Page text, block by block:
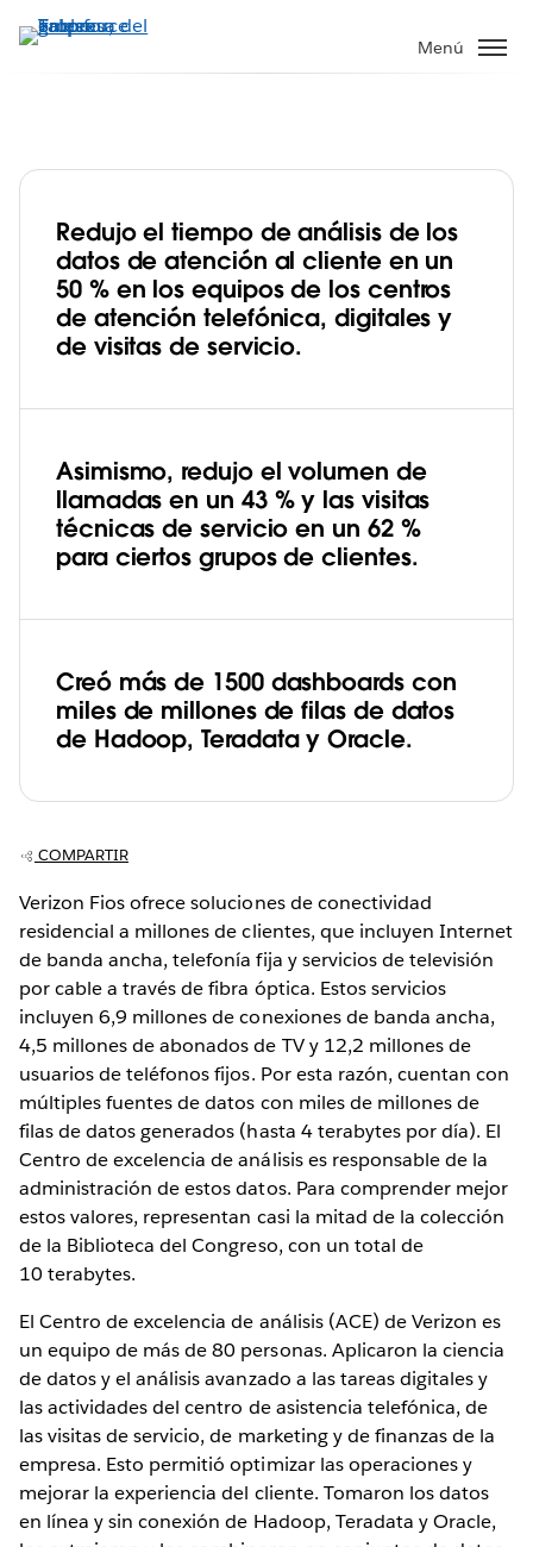
Menú
Verizon usa Tableau para reducir las
llamadas de soporte en un 43 % y así
mejorar la experiencia del cliente
Play
Video
Redujo el tiempo de análisis de los
datos de atención al cliente en un
50 % en los equipos de los centros
de atención telefónica, digitales y
de visitas de servicio.
Asimismo, redujo el volumen de
llamadas en un 43 % y las visitas
técnicas de servicio en un 62 %
para ciertos grupos de clientes.
Creó más de 1500 dashboards con
miles de millones de filas de datos
de Hadoop, Teradata y Oracle.
COMPARTIR
Verizon Fios ofrece soluciones de conectividad
residencial a millones de clientes, que incluyen Internet
de banda ancha, telefonía fija y servicios de televisión
por cable a través de fibra óptica. Estos servicios
incluyen 6,9 millones de conexiones de banda ancha,
4,5 millones de abonados de TV y 12,2 millones de
usuarios de teléfonos fijos. Por esta razón, cuentan con
múltiples fuentes de datos con miles de millones de
filas de datos generados (hasta 4 terabytes por día). El
Centro de excelencia de análisis es responsable de la
administración de estos datos. Para comprender mejor
estos valores, representan casi la mitad de la colección
de la Biblioteca del Congreso, con un total de
10 terabytes.
El Centro de excelencia de análisis (ACE) de Verizon es
un equipo de más de 80 personas. Aplicaron la ciencia
de datos y el análisis avanzado a las tareas digitales y
las actividades del centro de asistencia telefónica, de
las visitas de servicio, de marketing y de finanzas de la
empresa. Esto permitió optimizar las operaciones y
mejorar la experiencia del cliente. Tomaron los datos
en línea y sin conexión de Hadoop, Teradata y Oracle,